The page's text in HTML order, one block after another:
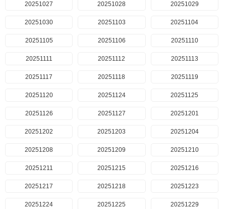
20251027 20251028 20251029
20251030 20251103 20251104
20251105 20251106 20251110
20251111 20251112 20251113
20251117 20251118 20251119
20251120 20251124 20251125
20251126 20251127 20251201
20251202 20251203 20251204
20251208 20251209 20251210
20251211 20251215 20251216
20251217 20251218 20251223
20251224 20251225 20251229